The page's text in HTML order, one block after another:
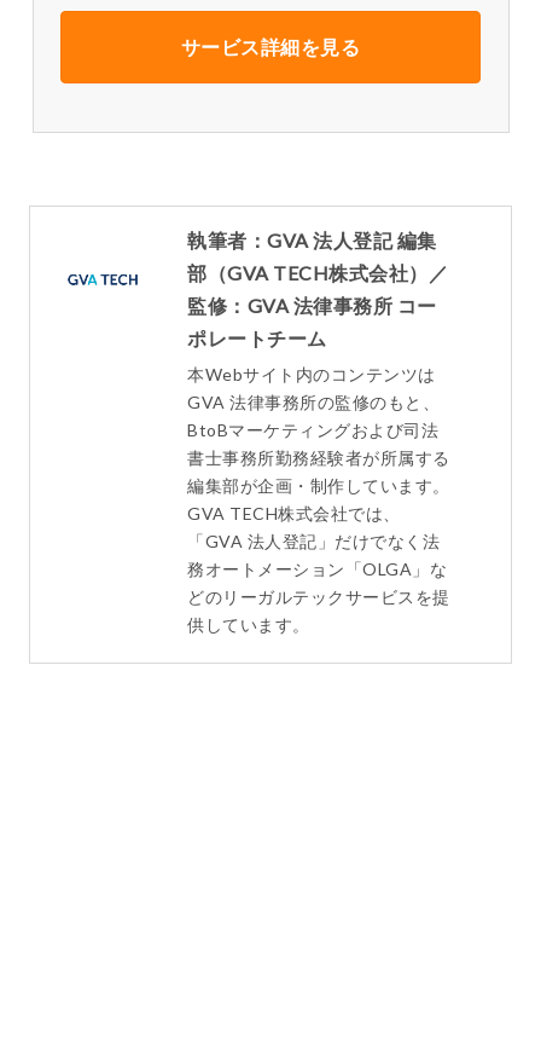
サービス詳細を見る
執筆者：GVA 法人登記 編集
部（GVA TECH株式会社）／
監修：GVA 法律事務所 コー
ポレートチーム
本Webサイト内のコンテンツは
GVA 法律事務所の監修のもと、
BtoBマーケティングおよび司法
書士事務所勤務経験者が所属する
編集部が企画・制作しています。
GVA TECH株式会社では、
「GVA 法人登記」だけでなく法
務オートメーション「OLGA」な
どのリーガルテックサービスを提
供しています。